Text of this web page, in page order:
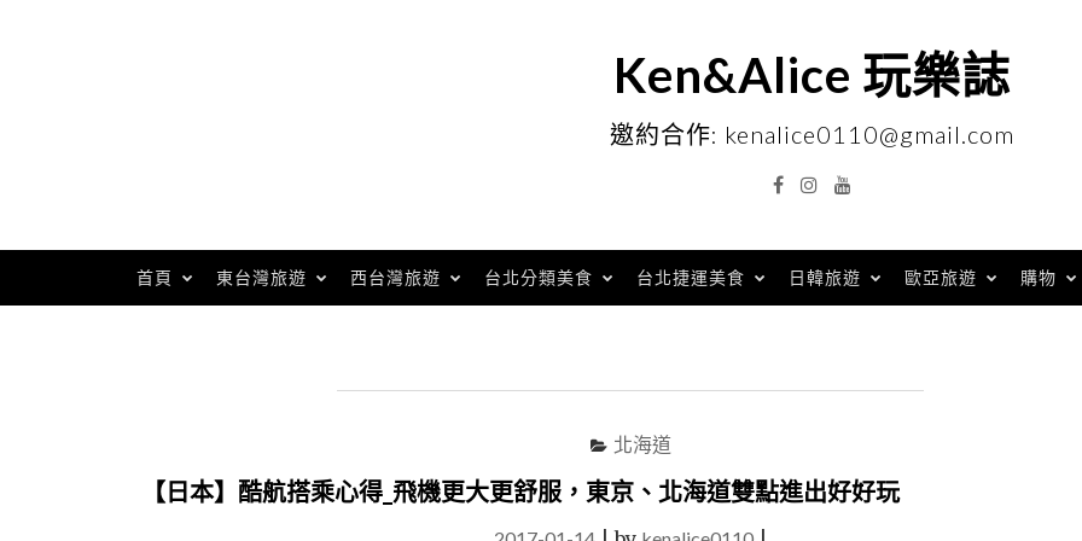
Ken&Alice 玩樂誌
邀約合作: kenalice0110@gmail.com
FacebookInstagramYouTube
首頁 東台灣旅遊 西台灣旅遊 台北分類美食 台北捷運美食 日韓旅遊 歐亞旅遊 購物
北海道
【日本】酷航搭乘心得_飛機更大更舒服，東京、北海道雙點進出好好玩